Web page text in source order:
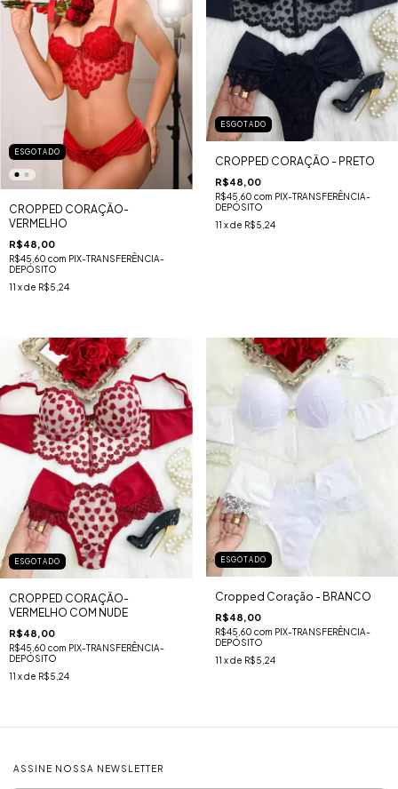
ESGOTADO
CROPPED CORAÇÃO-
VERMELHO
R$48,00
R$45,60 com PIX-TRANSFERÊNCIA-
DEPÓSITO
11 x de R$5,24
ESGOTADO
CROPPED CORAÇÃO - PRETO
R$48,00
R$45,60 com PIX-TRANSFERÊNCIA-
DEPÓSITO
11 x de R$5,24
ESGOTADO
CROPPED CORAÇÃO-
VERMELHO COM NUDE
R$48,00
R$45,60 com PIX-TRANSFERÊNCIA-
DEPÓSITO
11 x de R$5,24
ESGOTADO
Cropped Coração - BRANCO
R$48,00
R$45,60 com PIX-TRANSFERÊNCIA-
DEPÓSITO
11 x de R$5,24
ASSINE NOSSA NEWSLETTER